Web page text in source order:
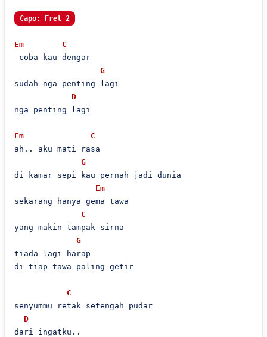
Capo: Fret 2
Em
C
coba kau dengar
G
sudah nga penting lagi
D
nga penting lagi
Em
C
ah.. aku mati rasa
G
di kamar sepi kau pernah jadi dunia
Em
sekarang hanya gema tawa
C
yang makin tampak sirna
G
tiada lagi harap
di tiap tawa paling getir
C
senyummu retak setengah pudar
D
dari ingatku..